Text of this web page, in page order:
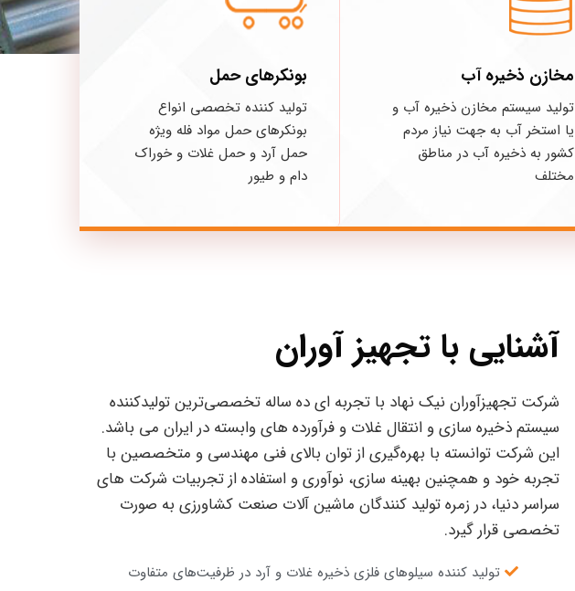
مخازن ذخیره آب
تولید سیستم مخازن ذخیره آب و
یا استخر آب به جهت نیاز مردم
کشور به ذخیره آب در مناطق
مختلف
بونکرهای حمل
تولید کننده تخصصی انواع
بونکرهای حمل مواد فله ویژه
حمل آرد و حمل غلات و خوراک
دام و طیور
آشنایی با تجهیز آوران
شرکت تجهیزآوران نیک نهاد با تجربه ای ده ساله تخصصی‌ترین تولید‌کننده
سیستم ذخیره سازی و انتقال غلات و فرآورده های وابسته در ایران می باشد.
این شرکت توانسته با بهره‌گیری از توان بالای فنی مهندسی و متخصصین با
تجربه خود و همچنین بهینه سازی، نوآوری و استفاده از تجربیات شرکت های
سراسر دنیا، در زمره تولید کنندگان ماشین آلات صنعت کشاورزی به صورت
تخصصی قرار گیرد.
تولید کننده سیلوهای فلزی ذخیره غلات و آرد در ظرفیت‌های متفاوت